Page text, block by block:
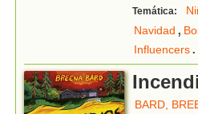
Temática:
Navidad ,
Influencers.
BARD,